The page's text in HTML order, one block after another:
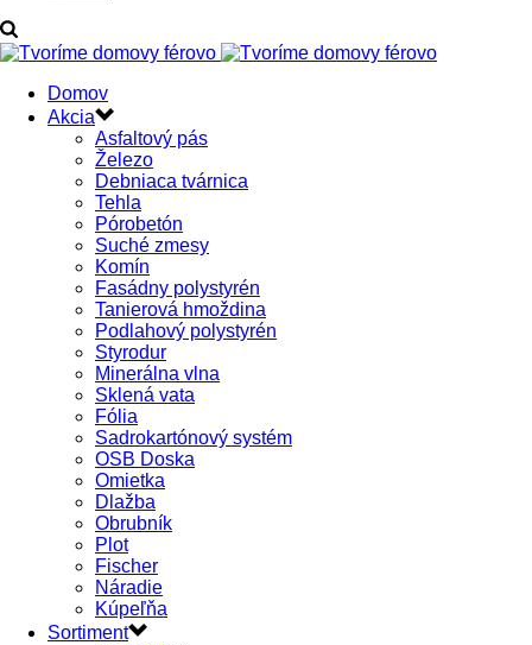
Domov
Akcia
Asfaltový pás
Železo
Debniaca tvárnica
Tehla
Pórobetón
Suché zmesy
Komín
Fasádny polystyrén
Tanierová hmoždina
Podlahový polystyrén
Styrodur
Minerálna vlna
Sklená vata
Fólia
Sadrokartónový systém
OSB Doska
Omietka
Dlažba
Obrubník
Plot
Fischer
Náradie
Kúpeľňa
Sortiment